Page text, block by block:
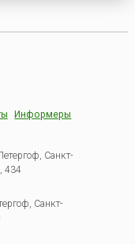
Информеры
Санкт-
434
Санкт-